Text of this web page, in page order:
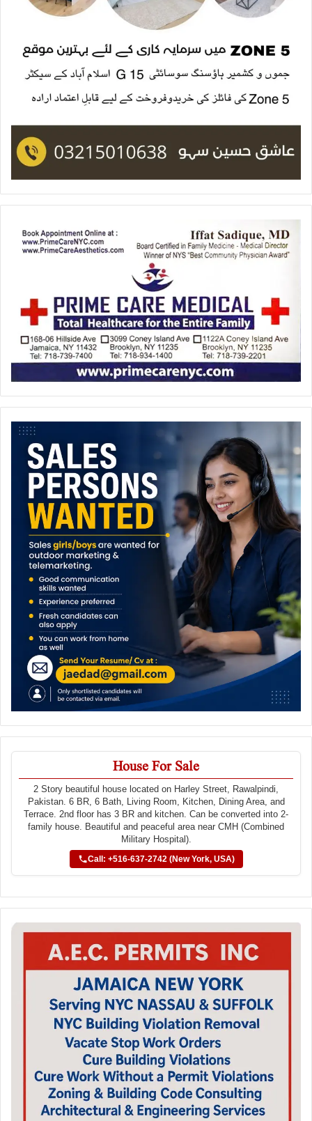
House For Sale
2 Story beautiful house located on Harley Street, Rawalpindi,
Pakistan. 6 BR, 6 Bath, Living Room, Kitchen, Dining Area, and
Terrace. 2nd floor has 3 BR and kitchen. Can be converted into 2-
family house. Beautiful and peaceful area near CMH (Combined
Military Hospital).
Call: +516-637-2742 (New York, USA)